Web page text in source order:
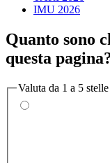
IMU 2026
Quanto sono
questa
Valuta da 1 a 5